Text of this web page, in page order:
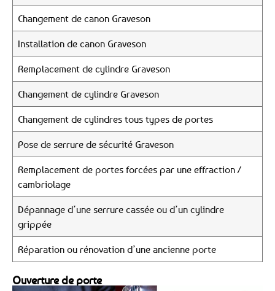
Changement de canon Graveson
Installation de canon Graveson
Remplacement de cylindre Graveson
Changement de cylindre Graveson
Changement de cylindres tous types de portes
Pose de serrure de sécurité Graveson
Remplacement de portes forcées par une effraction /
cambriolage
Dépannage d’une serrure cassée ou d’un cylindre
grippée
Réparation ou rénovation d’une ancienne porte
Ouverture de porte